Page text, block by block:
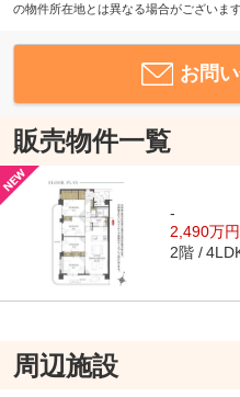
の物件所在地とは異なる場合がございます
お問
販売物件一覧
-
2,490万円
2階
周辺施設